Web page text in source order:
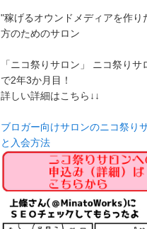
"稼げるオウンドメディアを作り
方のためのサロン
「ニコ祭りサロン」 ニコ祭りサ
で2年3か月目！
詳しい詳細はこちら↓↓
ブロガー向けサロンのニコ祭り
と入会方法